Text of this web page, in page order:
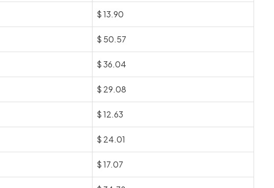
$13.90
$ 50.57
$36.04
$ 29.08
$12.63
$ 24.01
$17.07